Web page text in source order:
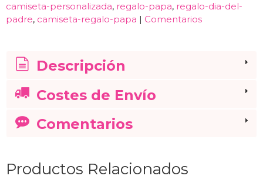
camiseta-personalizada regalo-papa regalo-dia-del-
padre camiseta-regalo-papa | Comentarios
Descripción
Costes de Envío
Comentarios
Productos Relacionados